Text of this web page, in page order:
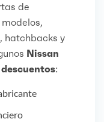
de
hatchbacks y
Nissan
: